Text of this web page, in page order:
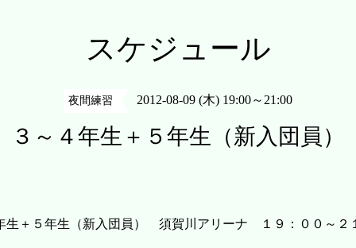
スケジュール
夜間練習 2012-08-09 (木) 19:00～21:00
３～４年生＋５年生（新入団員）
生＋５年生（新入団員） 須賀川アリーナ １９：００～２